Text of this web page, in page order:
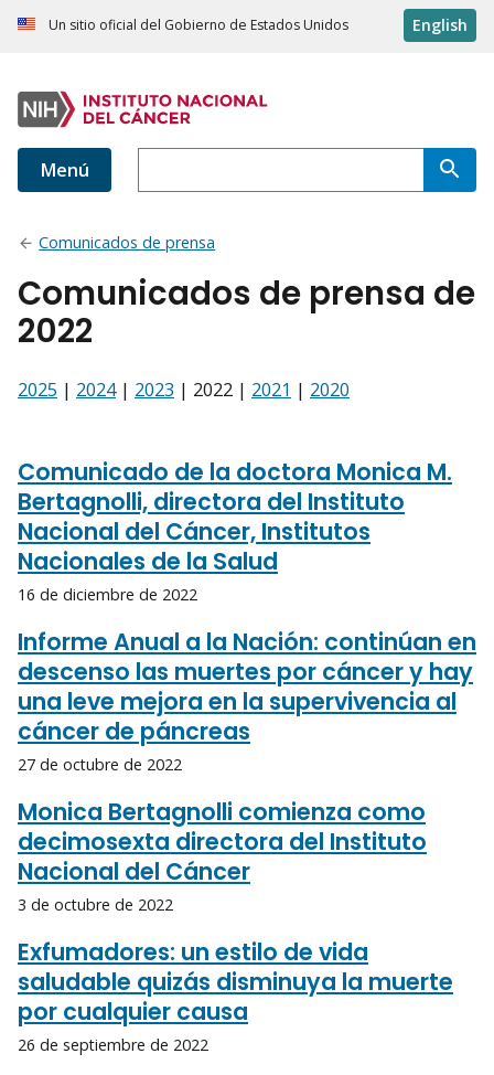
Un sitio oficial del Gobierno de Estados Unidos English
Menú
Comunicados de prensa
Comunicados de prensa de
2022
2025 | 2024| 2023 | 2022 | 2021 | 2020
Comunicado de la doctora Monica M.
Bertagnolli, directora del Instituto
Nacional del Cáncer, Institutos
Nacionales de la Salud
16 de diciembre de 2022
Informe Anual a la Nación: continúan en
descenso las muertes por cáncer y hay
una leve mejora en la supervivencia al
cáncer de páncreas
27 de octubre de 2022
Monica Bertagnolli comienza como
decimosexta directora del Instituto
Nacional del Cáncer
3 de octubre de 2022
Exfumadores: un estilo de vida
saludable quizás disminuya la muerte
por cualquier causa
26 de septiembre de 2022